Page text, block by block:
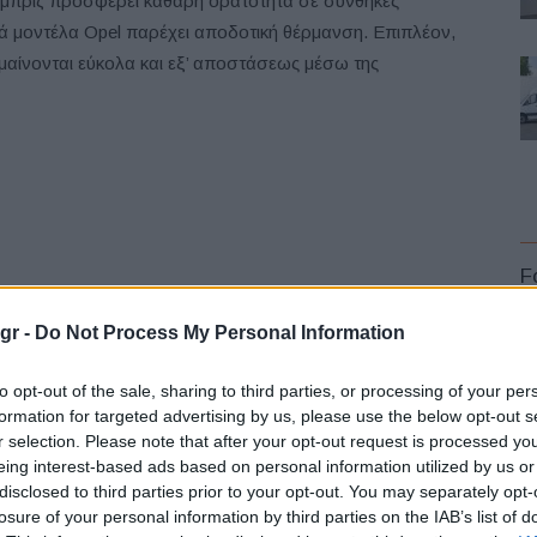
- Do Not Process My Personal Information
opt-out of the sale, sharing to third parties, or processing of your
for targeted advertising by us, please use the below opt-out
selection. Please note that after your opt-out request is processed
interest-based ads based on personal information utilized by us
to third parties prior to your opt-out. You may separately
of your personal information by third parties on the IAB’s list of
μοντέλα Opel παρέχει αποδοτική θέρμανση. Επιπλέον,
εύκολα και εξ’ αποστάσεως μέσω της